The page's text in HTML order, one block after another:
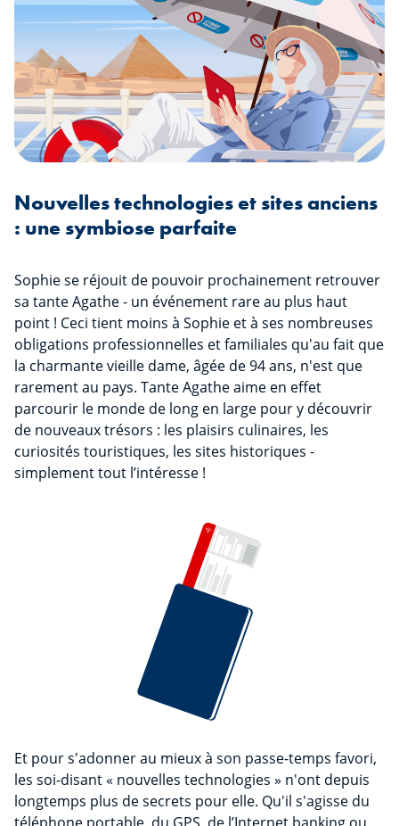
Nouvelles technologies et sites anciens
: une symbiose parfaite
Sophie se réjouit de pouvoir prochainement retrouver
sa tante Agathe - un événement rare au plus haut
point ! Ceci tient moins à Sophie et à ses nombreuses
obligations professionnelles et familiales qu'au fait que
la charmante vieille dame, âgée de 94 ans, n'est que
rarement au pays. Tante Agathe aime en effet
parcourir le monde de long en large pour y découvrir
de nouveaux trésors : les plaisirs culinaires, les
curiosités touristiques, les sites historiques -
simplement tout l’intéresse !
Et pour s'adonner au mieux à son passe-temps favori,
les soi-disant « nouvelles technologies » n'ont depuis
longtemps plus de secrets pour elle. Qu'il s'agisse du